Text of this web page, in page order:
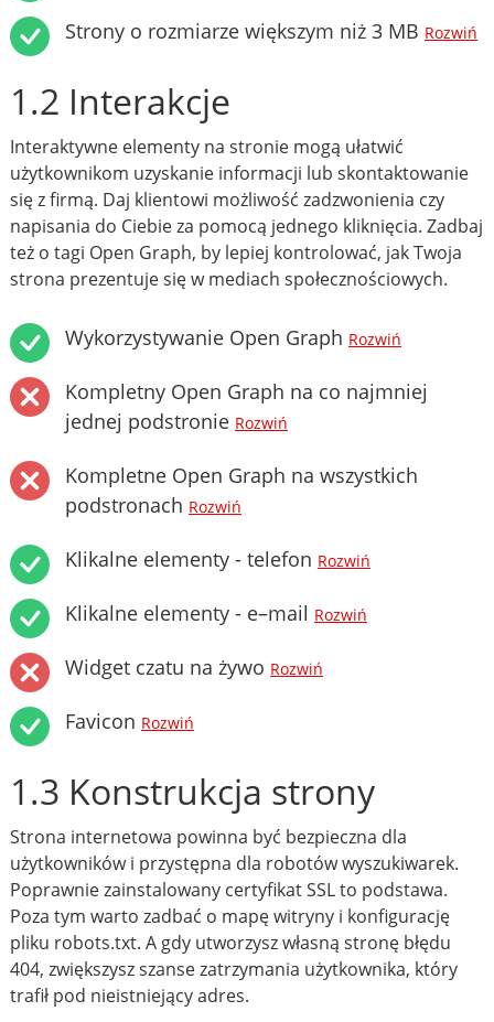
Strony o rozmiarze większym niż 3 MB Rozwiń
1.2 Interakcje
Interaktywne elementy na stronie mogą ułatwić
użytkownikom uzyskanie informacji lub skontaktowanie
się z firmą. Daj klientowi możliwość zadzwonienia czy
napisania do Ciebie za pomocą jednego kliknięcia. Zadbaj
też o tagi Open Graph, by lepiej kontrolować, jak Twoja
strona prezentuje się w mediach społecznościowych.
Wykorzystywanie Open Graph Rozwiń
Kompletny Open Graph na co najmniej
jednej podstronie Rozwiń
Kompletne Open Graph na wszystkich
podstronach Rozwiń
Klikalne elementy - telefon Rozwiń
Klikalne elementy - e–mail Rozwiń
Widget czatu na żywo Rozwiń
Favicon Rozwiń
1.3 Konstrukcja strony
Strona internetowa powinna być bezpieczna dla
użytkowników i przystępna dla robotów wyszukiwarek.
Poprawnie zainstalowany certyfikat SSL to podstawa.
Poza tym warto zadbać o mapę witryny i konfigurację
pliku robots.txt. A gdy utworzysz własną stronę błędu
404, zwiększysz szanse zatrzymania użytkownika, który
trafił pod nieistniejący adres.